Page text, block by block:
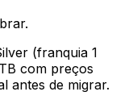
(franquia 1
com preços
antes de migrar.